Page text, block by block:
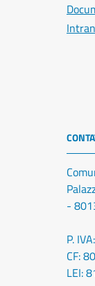
-
P.
CF:
LEI: